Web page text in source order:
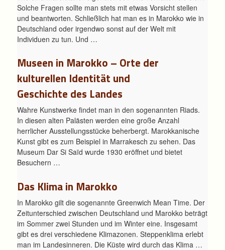
Solche Fragen sollte man stets mit etwas Vorsicht stellen
und beantworten. Schließlich hat man es in Marokko wie in
Deutschland oder irgendwo sonst auf der Welt mit
Individuen zu tun. Und …
Museen in Marokko – Orte der
kulturellen Identität und
Geschichte des Landes
Wahre Kunstwerke findet man in den sogenannten Riads.
In diesen alten Palästen werden eine große Anzahl
herrlicher Ausstellungsstücke beherbergt. Marokkanische
Kunst gibt es zum Beispiel in Marrakesch zu sehen. Das
Museum Dar Si Saïd wurde 1930 eröffnet und bietet
Besuchern …
Das Klima in Marokko
In Marokko gilt die sogenannte Greenwich Mean Time. Der
Zeitunterschied zwischen Deutschland und Marokko beträgt
im Sommer zwei Stunden und im Winter eine. Insgesamt
gibt es drei verschiedene Klimazonen. Steppenklima erlebt
man im Landesinneren. Die Küste wird durch das Klima …